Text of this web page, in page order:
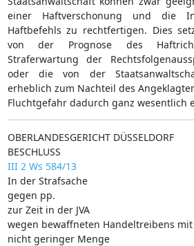
einer Haftverschonung und die
Haftbefehls zu rechtfertigen. Dies
von der Prognose des
Straferwartung der
oder die von der
erheblich zum Nachteil des
Fluchtgefahr dadurch ganz wesentlich
OBERLANDESGERICHT DÜSSELDORF
BESCHLUSS
III 2 Ws 584/13
In der Strafsache
gegen pp.
zur Zeit in der JVA
wegen bewaffneten Handeltreibens
nicht geringer Menge